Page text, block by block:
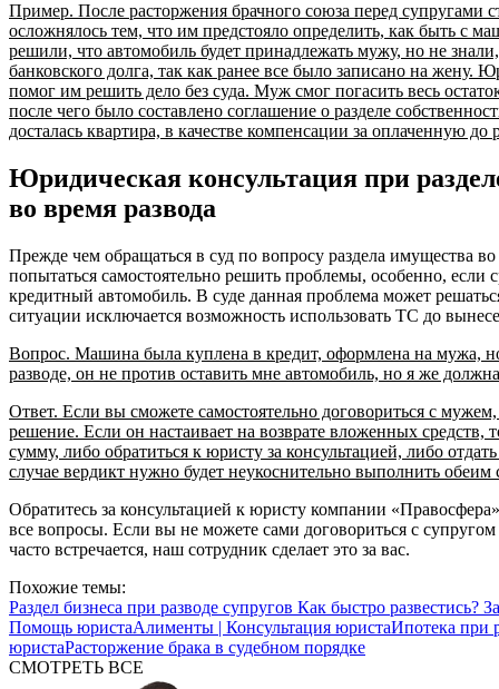
Пример. После расторжения брачного союза перед супругами
осложнялось тем, что им предстояло определить, как быть с
решили, что автомобиль будет принадлежать мужу, но не
банковского долга, так как ранее все было записано на жену.
помог им решить дело без суда. Муж смог погасить весь
после чего было составлено соглашение о разделе
досталась квартира, в качестве компенсации за оплаченную
Юридическая консультация при
во время развода
Прежде чем обращаться в суд по вопросу раздела имущества
попытаться самостоятельно решить проблемы, особенно, если
кредитный автомобиль. В суде данная проблема может
ситуации исключается возможность использовать ТС до
Вопрос. Машина была куплена в кредит, оформлена на мужа,
разводе, он не против оставить мне автомобиль, но я же
Ответ. Если вы сможете самостоятельно договориться с
решение. Если он настаивает на возврате вложенных средств,
сумму, либо обратиться к юристу за консультацией, либо
случае вердикт нужно будет неукоснительно выполнить обеим
Обратитесь за консультацией к юристу компании
все вопросы. Если вы не можете сами договориться с
часто встречается, наш сотрудник сделает это за вас.
Похожие темы:
Раздел бизнеса при разводе супругов Как быстро развестись?
Помощь юристаАлименты | Консультация юристаИпотека при
юристаРасторжение брака в судебном порядке
СМОТРЕТЬ ВСЕ